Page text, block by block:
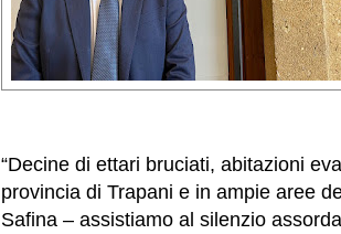
“Decine di ettari bruciati, abitazioni
provincia di Trapani e in ampie aree
Safina – assistiamo al silenzio